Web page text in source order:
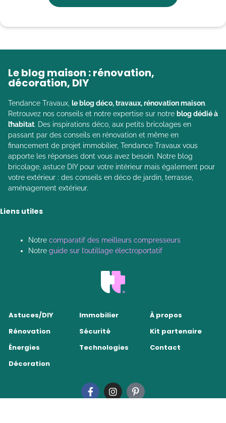
Le blog maison : rénovation,
décoration, DIY
Tendance Travaux, le blog déco, travaux, rénovation maison.
Retrouvez nos conseils et notre expertise sur notre blog dédié à
l’habitat. Des inspirations déco, aux petits bricolages en
passant par des conseils en rénovation et même en
financement de projet immobilier, Tendance Travaux vous
apporte les réponses dont vous avez besoin. Notre blog
bricolage, astuce DIY pour votre intérieur mais également pour
votre extérieur : des conseils en déco de jardin, terrasse,
aménagement extérieur.
Liens utiles
Notre comparatif des meilleurs compresseurs
Notre guide sur l’outillage électroportatif
Astuces/DIY
Rénovation
Énergies
Décoration
Immobilier
Sécurité
Technologies
À propos
Kit partenaire
Contact